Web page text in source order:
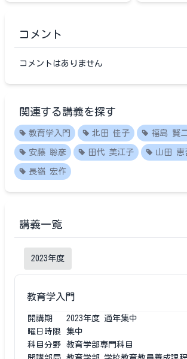
コメント
コメントはありません
関連する講義を探す
教育学入門 北田 佳子 福島 賢
安藤 聡彦 田代 美江子 山田 恵
長嶺 宏作
講義一覧
2023年度
教育学入門
開講期 2023年度 通年集中
曜日時限
集中
科目分野
教育学部専門科目